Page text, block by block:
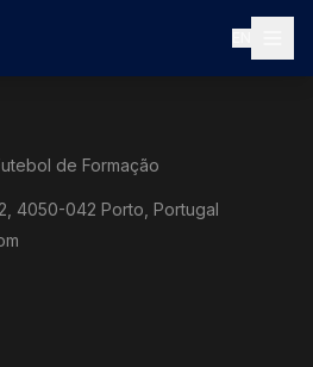
de Formação
4050-042 Porto, Portugal